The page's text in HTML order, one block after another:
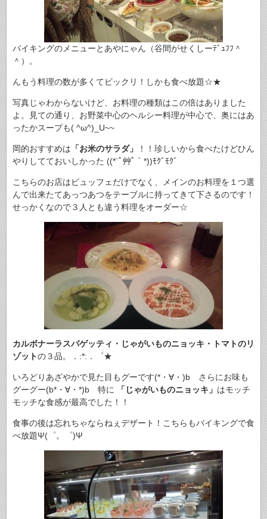
バイキングのメニューとあやにゃん（谷間がせくしーﾃﾞｭﾌﾌ＾
＾）。
んもう料理の数が多くてビックリ！しかも食べ放題☆★
写真じゃわからないけど、お料理の種類はこの倍はありました
よ。見ての通り、お野菜中心のヘルシー料理が中心で、奥にはあ
ったかスープも( ^ω^)_U~~
岡的おすすめは 「お米のサラダ」
！！珍しいから食べたけどひん
やりしてておいしかった ((*´ﾟ艸ﾟ｀*))ﾓｸﾞﾓｸﾞ
こちらのお店はビュッフェだけでなく、メインのお料理を１つ選
んで出来たてあっつあつをテーブルに持ってきて下さるのです！
せっかくなので３人とも違う料理をオーダー☆
カルボナーラスパゲッティ・じゃがいものニョッキ・トマトのリ
ゾットの３品。．:*:．゜★
いろどりあざやかで見た目もグーです(*・∀・)b さらにお味も
グーグー(b*・∀・*)b 特に
「じゃがいものニョッキ」 はモッチ
モッチな食感が最高でした！！
食事の後は忘れちゃならねぇデザート！こちらもバイキングで食
べ放題Ψ(゜。゜)Ψ